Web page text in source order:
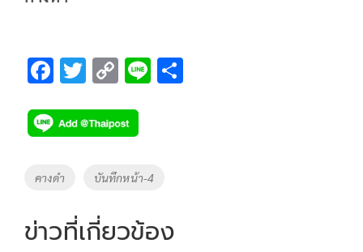
F
e
b
o
k
T
tt
er
C
p
y
Li
k
Li
Tags
คางดำ บันทึกหน้า-4
ข่าวที่เกี่ยวข้อง